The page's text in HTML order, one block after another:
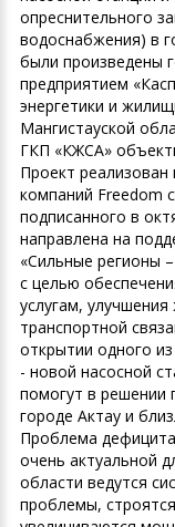
опреснительного
водоснабжения) в
были произведены
предприятием
энергетики и
Мангистауской
ГКП «КЖСА»
Проект
компаний Freedom
подписанного в
направлена на
«Сильные регионы
с целью
услугам,
транспортной
открытии одного
- новой насосной
помогут в решении
городе Актау и
Проблема
очень актуальной
области ведутся
проблемы,